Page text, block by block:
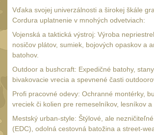
Čištění39
AR15
AK47 10
.223 (5.56mm)9
.243 .260 (6.5mm)7
.270 .280 (7mm)
.30 .308 (7.62mm)10
Vďaka svojej univerzálnosti a širokej škále
Cordura uplatnenie v mnohých odvetviach:
Vojenská a taktická výstroj: Výroba
nosičov plátov, sumiek, bojových opaskov a
batohov.
Outdoor a bushcraft: Expedičné batohy,
bivakovacie vrecia a spevnené časti
Profi pracovné odevy: Ochranné montérky,
vreciek či kolien pre remeselníkov, lesníkov a
Mestský urban-style: Štýlové, ale
(EDC), odolná cestovná batožina a street-